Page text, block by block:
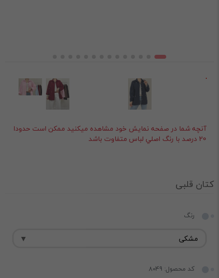
آنچه شما در صفحه نمايش خود مشاهده ميکنيد ممکن است حدودا
20 درصد با رنگ اصلي لباس متفاوت باشد
کتان قلبی
رنگ
کد محصول: 8049